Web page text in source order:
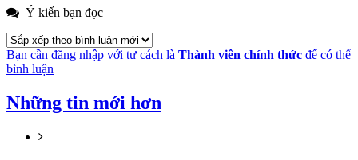
Ý kiến bạn đọc
Bạn cần đăng nhập với tư cách là Thành viên chính thức để có thể
bình luận
Những tin mới hơn